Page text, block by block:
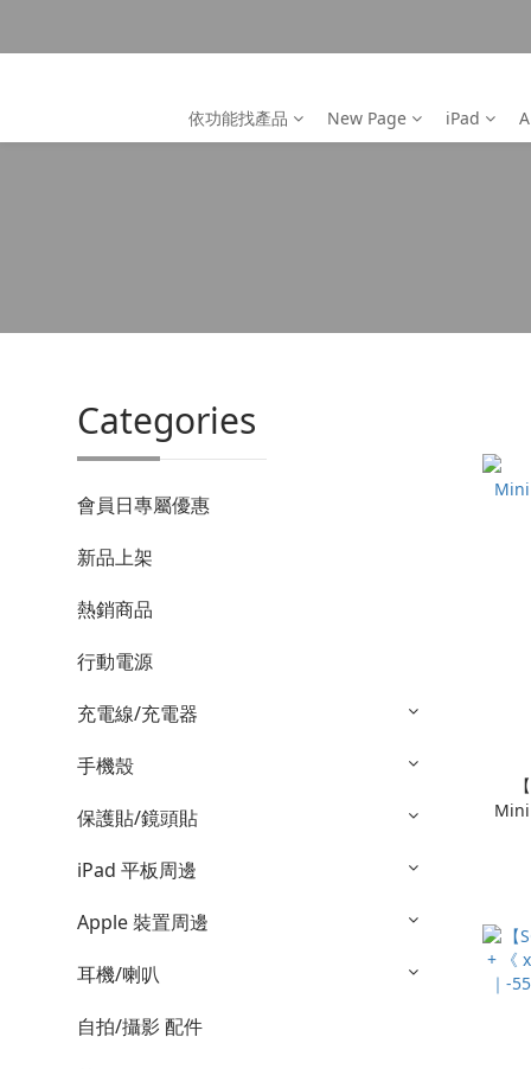
依功能找產品 New Page iPad
Categories
會員日專屬優惠
新品上架
熱銷商品
行動電源
充電線/充電器
手機殼
保護貼/鏡頭貼
iPad 平板周邊
Apple 裝置周邊
耳機/喇叭
自拍/攝影 配件